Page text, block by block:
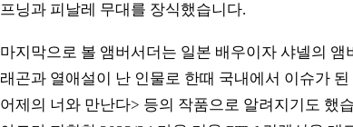
프닝과 피날레 무대를 장식했습니다.
마지막으로 볼 앰버서더는 일본 배우이자 샤넬의
래곤과 열애설이 난 인물로 한때 국내에서 이슈가
어제의 너와 만난다> 등의 작품으로 알려지기도 했